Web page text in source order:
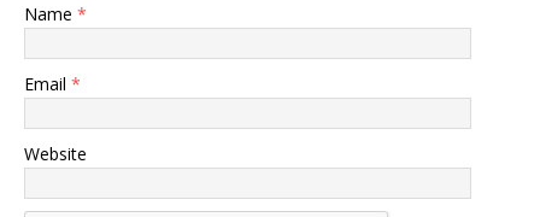
Name *
Email *
Website